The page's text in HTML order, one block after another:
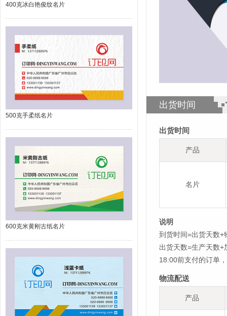
400克冰白艳俊纹名片
500克手柔纸名片
600克米黄刚古纸名片
出货时间
出货时间
产品
名片
说明
到货时间=出货天数+
出货天数=生产天数
18:00前支付的订单
物流配送
产品